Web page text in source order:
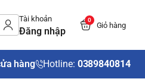
Tài khoản
Đăng nhập
0
Giỏ hàng
hàng Hotline: 0389840814